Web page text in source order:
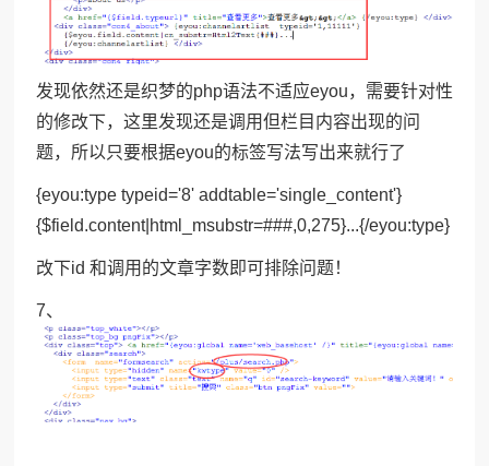
发现依然还是织梦的php语法不适应eyou，需要针对性
的修改下，这里发现还是调用但栏目内容出现的问
题，所以只要根据eyou的标签写法写出来就行了
{eyou:type typeid='8' addtable='single_content'}
{$field.content|html_msubstr=###,0,275}...{/eyou:type}
改下id 和调用的文章字数即可排除问题！
7、